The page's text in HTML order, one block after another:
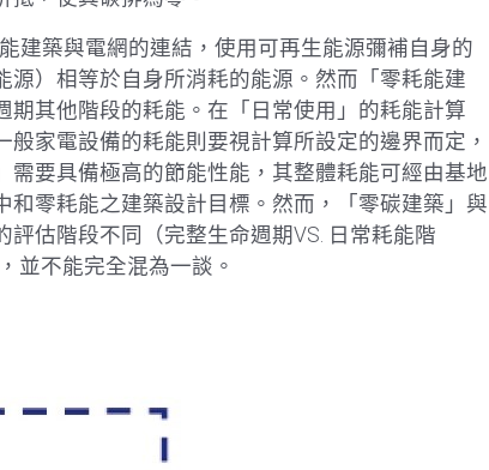
建築與電網的連結，使用可再生能源彌補自身的
）相等於自身所消耗的能源。然而「零耗能建
其他階段的耗能。在「日常使用」的耗能計算
家電設備的耗能則要視計算所設定的邊界而定，
要具備極高的節能性能，其整體耗能可經由基地
零耗能之建築設計目標。然而，「零碳建築」與
評估階段不同（完整生命週期VS. 日常耗能階
並不能完全混為一談。